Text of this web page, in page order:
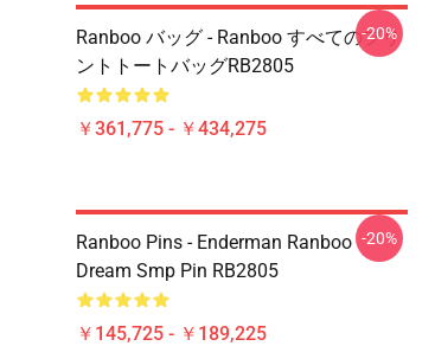
Ranboo バッグ - Ranboo すべてのプリ
ントトートバッグRB2805
￥361,775 - ￥434,275
-20%
Ranboo Pins - Enderman Ranboo
Dream Smp Pin RB2805
￥145,725 - ￥189,225
-20%